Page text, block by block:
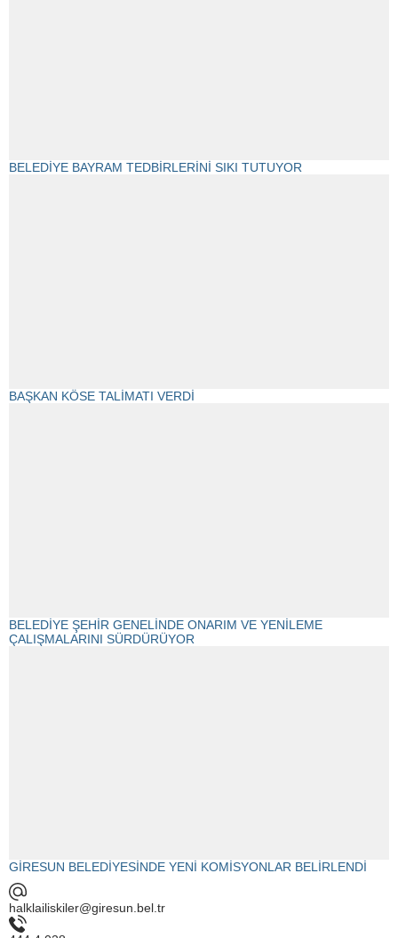
BELEDİYE BAYRAM TEDBİRLERİNİ SIKI TUTUYOR
BAŞKAN KÖSE TALİMATI VERDİ
BELEDİYE ŞEHİR GENELİNDE ONARIM VE YENİLEME
ÇALIŞMALARINI SÜRDÜRÜYOR
GİRESUN BELEDİYESİNDE YENİ KOMİSYONLAR BELİRLENDİ
halklailiskiler@giresun.bel.tr